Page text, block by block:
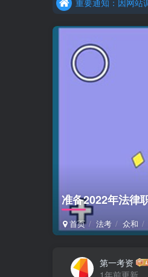
准备2022年法律
首页 法考 众和
第一考资
1年前更新